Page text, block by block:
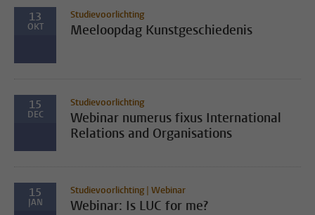
13
OKT
Studievoorlichting
Meeloopdag Kunstgeschiedenis
15
DEC
Studievoorlichting
Webinar numerus fixus International
Relations and Organisations
15
JAN
Studievoorlichting | Webinar
Webinar: Is LUC for me?